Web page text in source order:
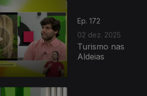
Ep. 172
02 dez. 2025
Turismo nas
Aldeias